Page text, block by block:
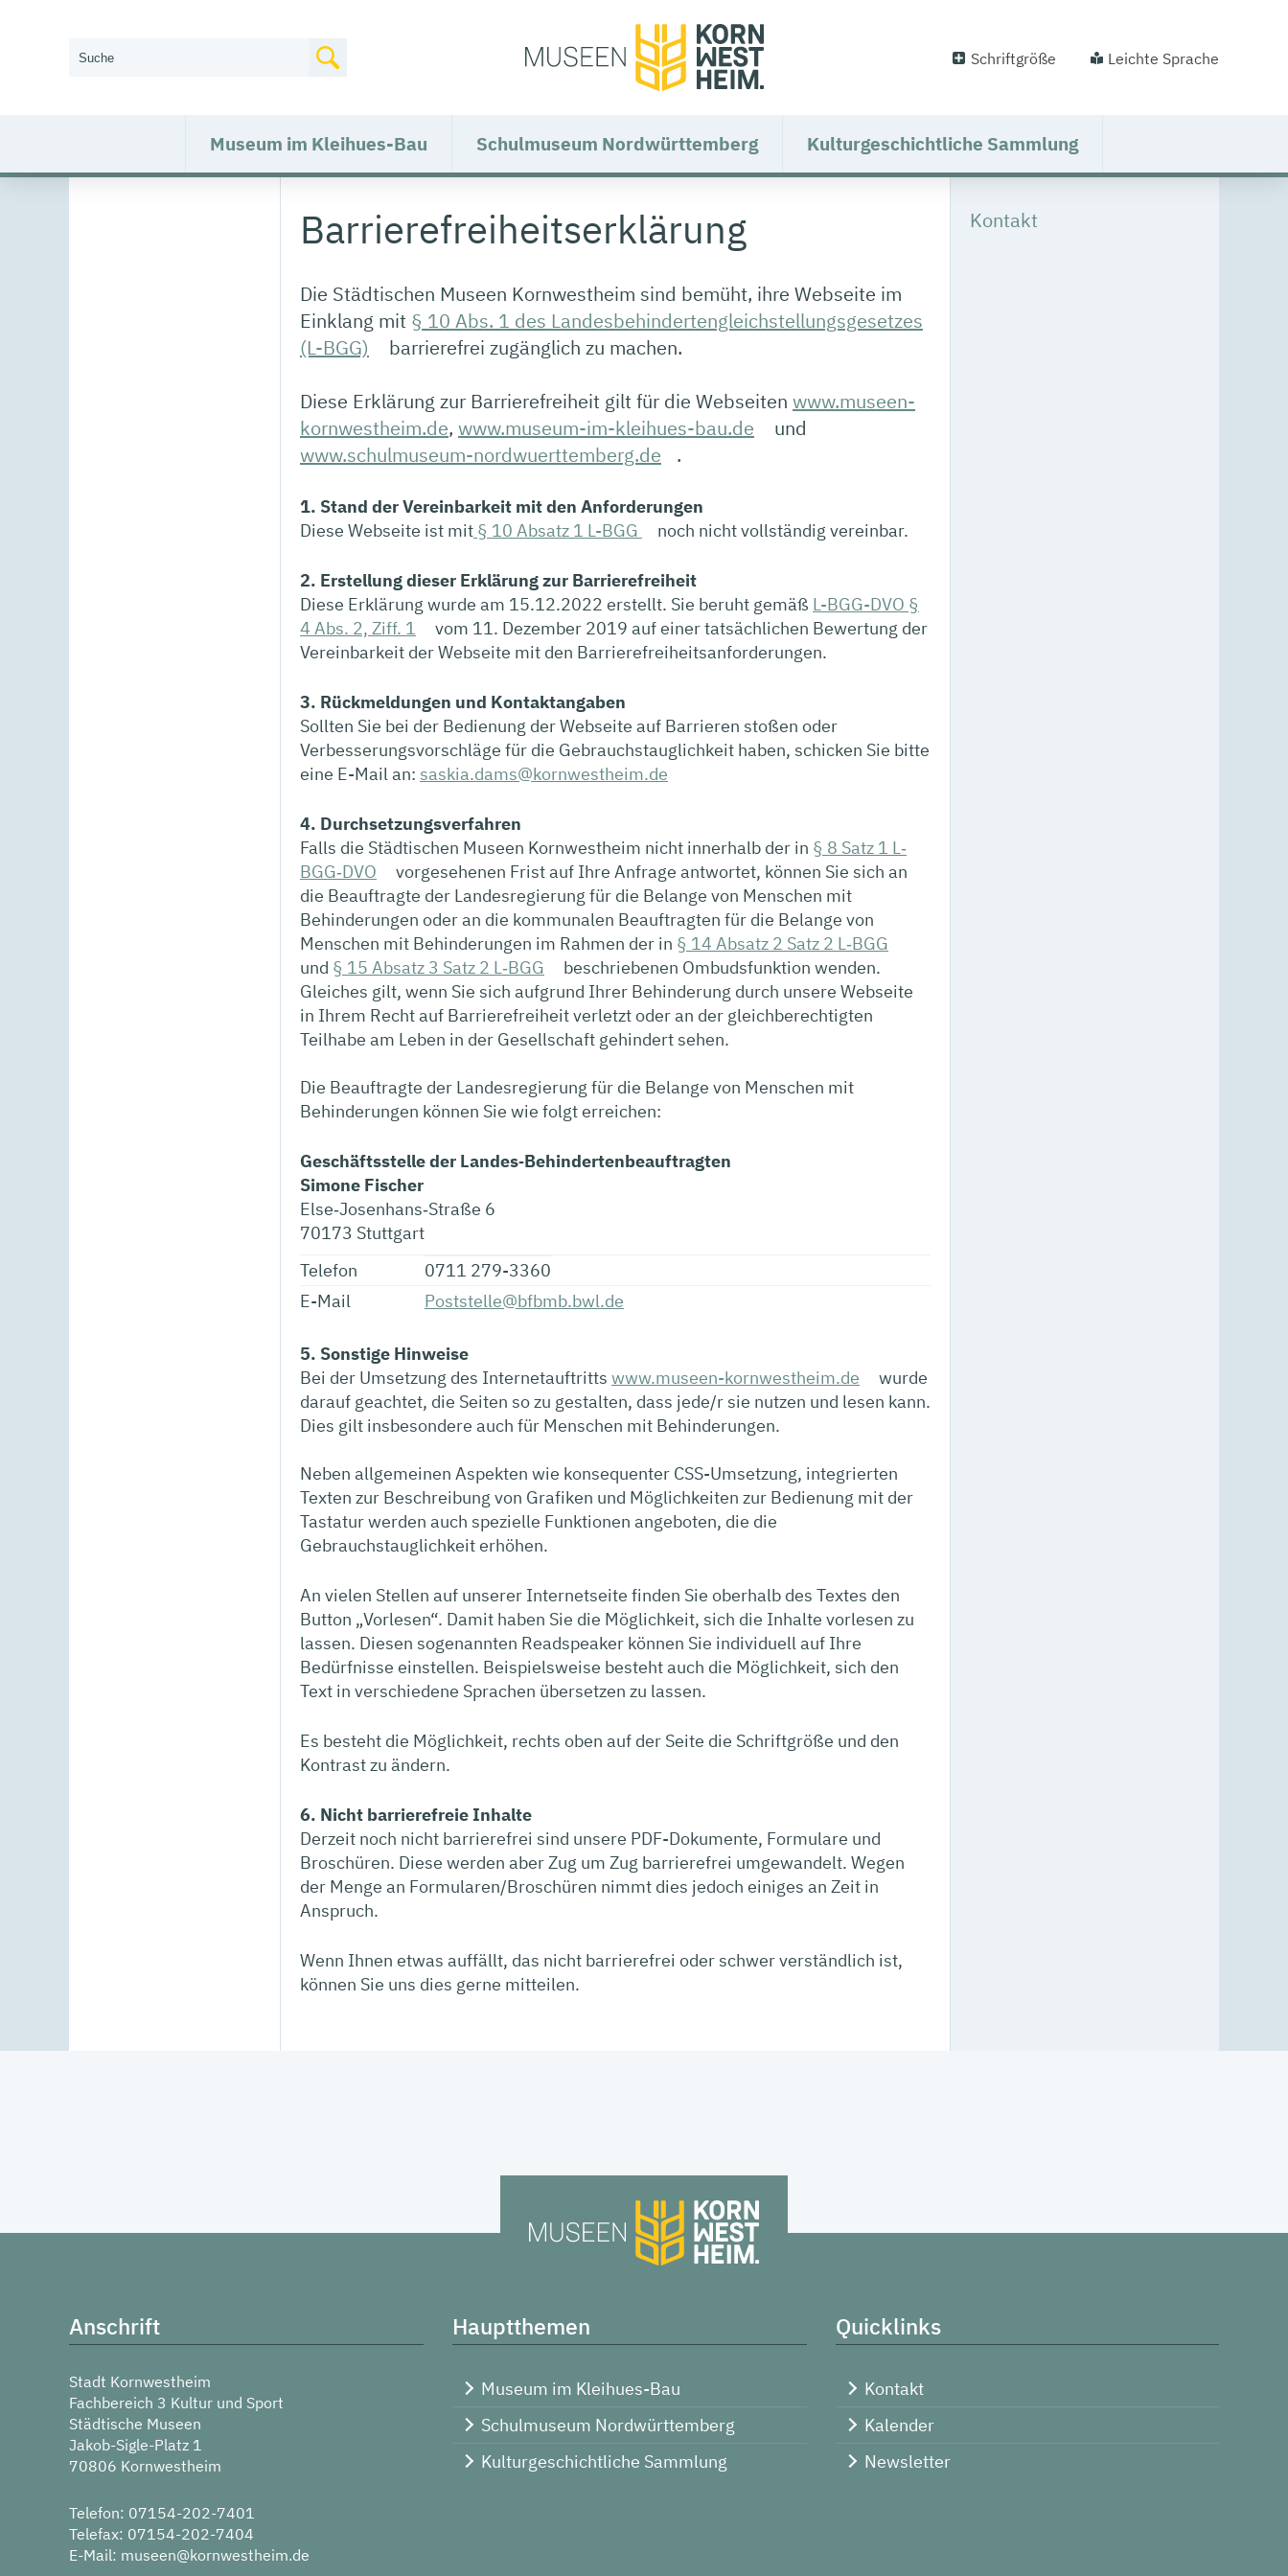
Schriftgröße
Leichte Sprache
Museum im Kleihues-Bau Schulmuseum Nordwürttemberg Kulturgeschichtliche Sammlung
Barrierefreiheitserklärung
Die Städtischen Museen Kornwestheim sind bemüht, ihre Webseite im
Einklang mit § 10 Abs. 1 des Landesbehindertengleichstellungsgesetzes
(L-BGG)
barrierefrei zugänglich zu machen.
Diese Erklärung zur Barrierefreiheit gilt für die Webseiten www.museen-
kornwestheim.de, www.museum-im-kleihues-bau.de
und
www.schulmuseum-nordwuerttemberg.de
.
1. Stand der Vereinbarkeit mit den Anforderungen
Diese Webseite ist mit § 10 Absatz 1 L-BGG noch nicht vollständig vereinbar.
2. Erstellung dieser Erklärung zur Barrierefreiheit
Diese Erklärung wurde am 15.12.2022 erstellt. Sie beruht gemäß L-BGG-DVO §
4 Abs. 2, Ziff. 1
vom 11. Dezember 2019 auf einer tatsächlichen Bewertung der
Vereinbarkeit der Webseite mit den Barrierefreiheitsanforderungen.
3. Rückmeldungen und Kontaktangaben
Sollten Sie bei der Bedienung der Webseite auf Barrieren stoßen oder
Verbesserungsvorschläge für die Gebrauchstauglichkeit haben, schicken Sie bitte
eine E-Mail an: saskia.dams@kornwestheim.de
4. Durchsetzungsverfahren
Falls die Städtischen Museen Kornwestheim nicht innerhalb der in § 8 Satz 1 L‐
BGG‐DVO
vorgesehenen Frist auf Ihre Anfrage antwortet, können Sie sich an
die Beauftragte der Landesregierung für die Belange von Menschen mit
Behinderungen oder an die kommunalen Beauftragten für die Belange von
Menschen mit Behinderungen im Rahmen der in § 14 Absatz 2 Satz 2 L‐BGG
und § 15 Absatz 3 Satz 2 L‐BGG
beschriebenen Ombudsfunktion wenden.
Gleiches gilt, wenn Sie sich aufgrund Ihrer Behinderung durch unsere Webseite
in Ihrem Recht auf Barrierefreiheit verletzt oder an der gleichberechtigten
Teilhabe am Leben in der Gesellschaft gehindert sehen.
Die Beauftragte der Landesregierung für die Belange von Menschen mit
Behinderungen können Sie wie folgt erreichen:
Geschäftsstelle der Landes‐Behindertenbeauftragten
Simone Fischer
Else‐Josenhans‐Straße 6
70173 Stuttgart
E-Mail Poststelle@bfbmb.bwl.de
Telefon 0711 279-3360
5. Sonstige Hinweise
Bei der Umsetzung des Internetauftritts www.museen-kornwestheim.de
wurde
darauf geachtet, die Seiten so zu gestalten, dass jede/r sie nutzen und lesen kann.
Dies gilt insbesondere auch für Menschen mit Behinderungen.
Neben allgemeinen Aspekten wie konsequenter CSS-Umsetzung, integrierten
Texten zur Beschreibung von Grafiken und Möglichkeiten zur Bedienung mit der
Tastatur werden auch spezielle Funktionen angeboten, die die
Gebrauchstauglichkeit erhöhen.
An vielen Stellen auf unserer Internetseite finden Sie oberhalb des Textes den
Button „Vorlesen“. Damit haben Sie die Möglichkeit, sich die Inhalte vorlesen zu
lassen. Diesen sogenannten Readspeaker können Sie individuell auf Ihre
Bedürfnisse einstellen. Beispielsweise besteht auch die Möglichkeit, sich den
Text in verschiedene Sprachen übersetzen zu lassen.
Es besteht die Möglichkeit, rechts oben auf der Seite die Schriftgröße und den
Kontrast zu ändern.
6. Nicht barrierefreie Inhalte
Derzeit noch nicht barrierefrei sind unsere PDF-Dokumente, Formulare und
Broschüren. Diese werden aber Zug um Zug barrierefrei umgewandelt. Wegen
der Menge an Formularen/Broschüren nimmt dies jedoch einiges an Zeit in
Anspruch.
Wenn Ihnen etwas auffällt, das nicht barrierefrei oder schwer verständlich ist,
können Sie uns dies gerne mitteilen.
Kontakt
Anschrift
Stadt Kornwestheim
Fachbereich 3 Kultur und Sport
Städtische Museen
Jakob-Sigle-Platz 1
70806 Kornwestheim
Telefon: 07154-202-7401
Telefax: 07154-202-7404
E-Mail: museen@kornwestheim.de
Hauptthemen
Museum im Kleihues-Bau
Schulmuseum Nordwürttemberg
Kulturgeschichtliche Sammlung
Quicklinks
Kontakt
Kalender
Newsletter